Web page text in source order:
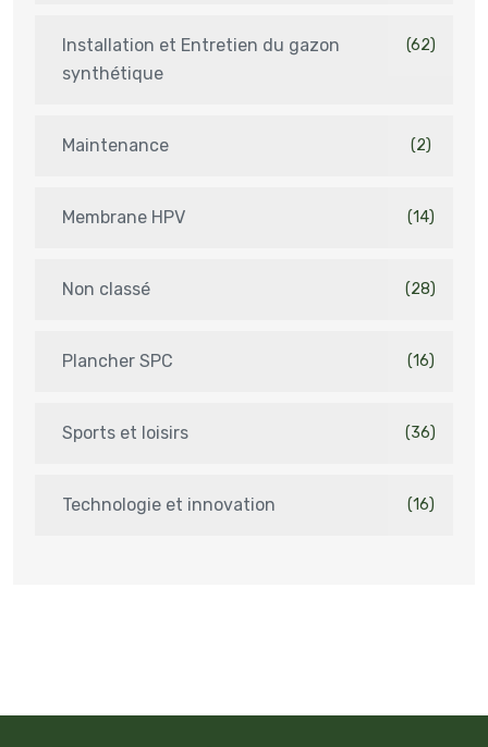
Installation et Entretien du gazon
synthétique
(62)
Maintenance (2)
Membrane HPV (14)
Non classé (28)
Plancher SPC (16)
Sports et loisirs (36)
Technologie et innovation (16)